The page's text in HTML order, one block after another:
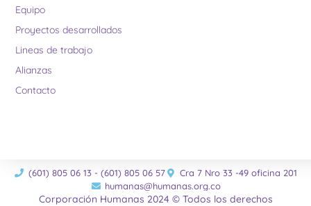
Equipo
Proyectos desarrollados
Lineas de trabajo
Alianzas
Contacto
(601) 805 06 13 - (601) 805 06 57
Cra 7 Nro 33 -49 oficina 201
humanas@humanas.org.co
Corporación Humanas 2024 © Todos los derechos